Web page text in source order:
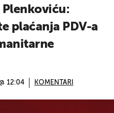
plaćanja PDV-a
12:04 KOMENTARI